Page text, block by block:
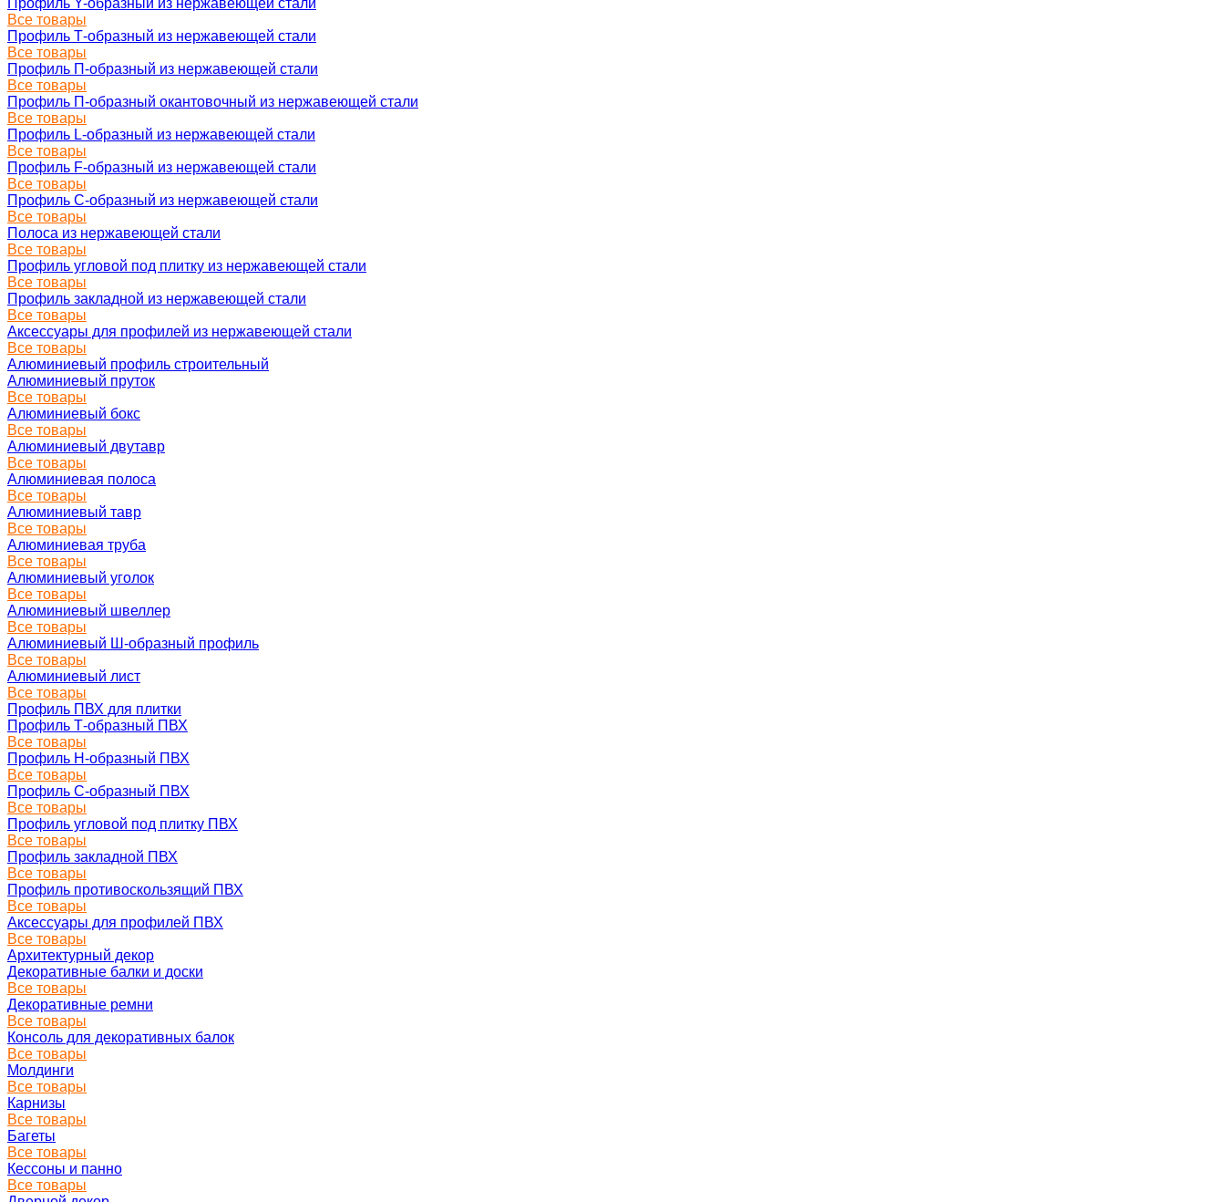
Профиль Y-образный из нержавеющей стали
Все товары
Профиль Т-образный из нержавеющей стали
Все товары
Профиль П-образный из нержавеющей стали
Все товары
Профиль П-образный окантовочный из нержавеющей стали
Все товары
Профиль L-образный из нержавеющей стали
Все товары
Профиль F-образный из нержавеющей стали
Все товары
Профиль C-образный из нержавеющей стали
Все товары
Полоса из нержавеющей стали
Все товары
Профиль угловой под плитку из нержавеющей стали
Все товары
Профиль закладной из нержавеющей стали
Все товары
Аксессуары для профилей из нержавеющей стали
Все товары
Алюминиевый профиль строительный
Алюминиевый пруток
Все товары
Алюминиевый бокс
Все товары
Алюминиевый двутавр
Все товары
Алюминиевая полоса
Все товары
Алюминиевый тавр
Все товары
Алюминиевая труба
Все товары
Алюминиевый уголок
Все товары
Алюминиевый швеллер
Все товары
Алюминиевый Ш-образный профиль
Все товары
Алюминиевый лист
Все товары
Профиль ПВХ для плитки
Профиль Т-образный ПВХ
Все товары
Профиль H-образный ПВХ
Все товары
Профиль C-образный ПВХ
Все товары
Профиль угловой под плитку ПВХ
Все товары
Профиль закладной ПВХ
Все товары
Профиль противоскользящий ПВХ
Все товары
Аксессуары для профилей ПВХ
Все товары
Архитектурный декор
Декоративные балки и доски
Все товары
Декоративные ремни
Все товары
Консоль для декоративных балок
Все товары
Молдинги
Все товары
Карнизы
Все товары
Багеты
Все товары
Кессоны и панно
Все товары